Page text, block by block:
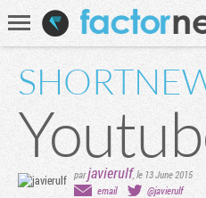
parjavierulf,le 13 June 2015
email
@javierulf